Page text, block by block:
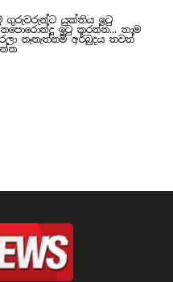
ගුරුවරුන්ට යුක්තිය ඉටු
ඉටු කරන්න... තාම
නෑනැත්නම් අර්බුදය තවත්